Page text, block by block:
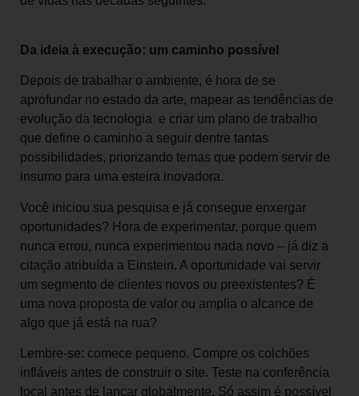
Da ideia à execução: um caminho possível
Depois de trabalhar o ambiente, é hora de se
aprofundar no estado da arte, mapear as tendências de
evolução da tecnologia e criar um plano de trabalho
que define o caminho a seguir dentre tantas
possibilidades, priorizando temas que podem servir de
insumo para uma esteira inovadora.
Você iniciou sua pesquisa e já consegue enxergar
oportunidades? Hora de experimentar, porque quem
nunca errou, nunca experimentou nada novo – já diz a
citação atribuída a Einstein. A oportunidade vai servir
um segmento de clientes novos ou preexistentes? É
uma nova proposta de valor ou amplia o alcance de
algo que já está na rua?
Lembre-se: comece pequeno. Compre os colchões
infláveis antes de construir o site. Teste na conferência
local antes de lançar globalmente. Só assim é possível